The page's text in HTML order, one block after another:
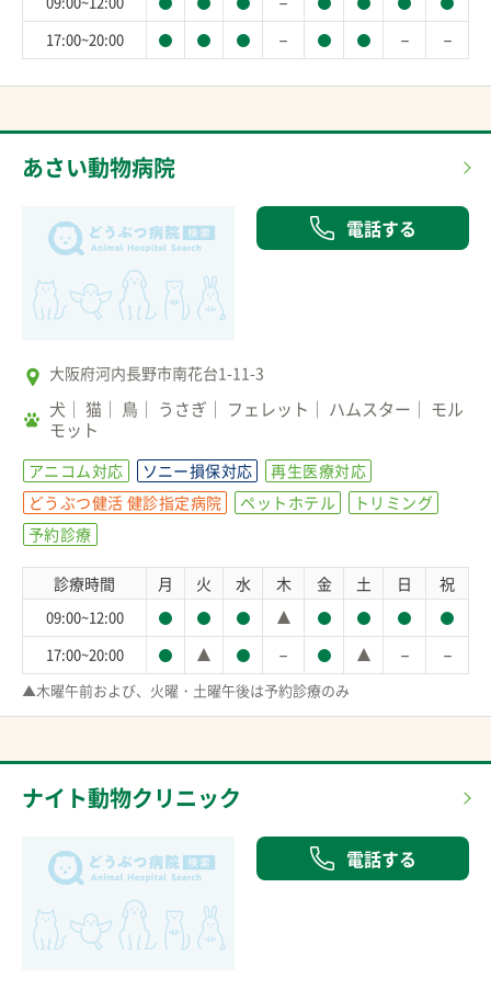
17:00~20:00 － － －
あさい動物病院
電話する
大阪府河内長野市南花台1-11-3
犬 猫 鳥 うさぎ フェレット ハムスター
モル
モット
アニコム対応 ソニー損保対応
再生医療対応
どうぶつ健活 健診指定病院
ペットホテル
トリミング
予約診療
診療時間 月 火 水 木 金 土 日 祝
09:00~12:00
17:00~20:00
－ － －
▲木曜午前および、火曜・土曜午後は予約診療のみ
ナイト動物クリニック
電話する